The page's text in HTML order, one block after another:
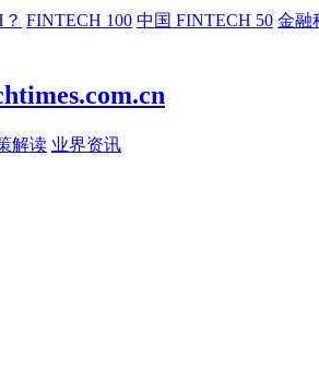
FINTECH 100 中国 FINTECH 50 金融
解读 业界资讯